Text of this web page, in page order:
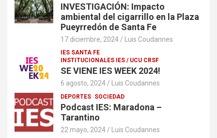
INVESTIGACIÓN: Impacto
ambiental del cigarrillo en la Plaza
Pueyrredón de Santa Fe
17 diciembre, 2024 Luis Coudannes
IES SANTA FE
INSTITUCIONALES IES / UCU CRSF
SE VIENE IES WEEK 2024!
6 agosto, 2024 Luis Coudannes
DEPORTES SOCIEDAD
Podcast IES: Maradona –
Tarantino
22 mayo, 2024 Luis Coudannes